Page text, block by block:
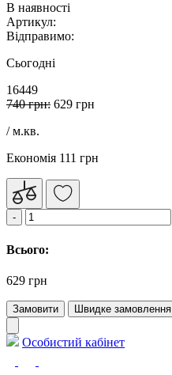
В наявності
Артикул:
Відправимо:
Сьогодні
16449
740 грн: 629 грн
/ м.кв.
Економія 111 грн
Всього:
629 грн
Замовити Швидке замовлення
Особистий кабінет